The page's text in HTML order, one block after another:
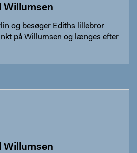
Willumsen
og besøger Ediths lillebror
på Willumsen og længes efter
Willumsen